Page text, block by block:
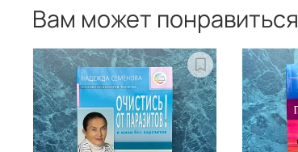
Вам может понравиться